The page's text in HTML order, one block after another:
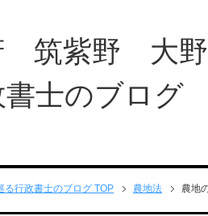
筑紫野 大野
士のブログ
行政書士のブログ TOP 農地法 農地